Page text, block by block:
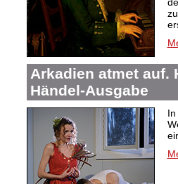
Arkadien atmet auf.
Händel-Ausgabe